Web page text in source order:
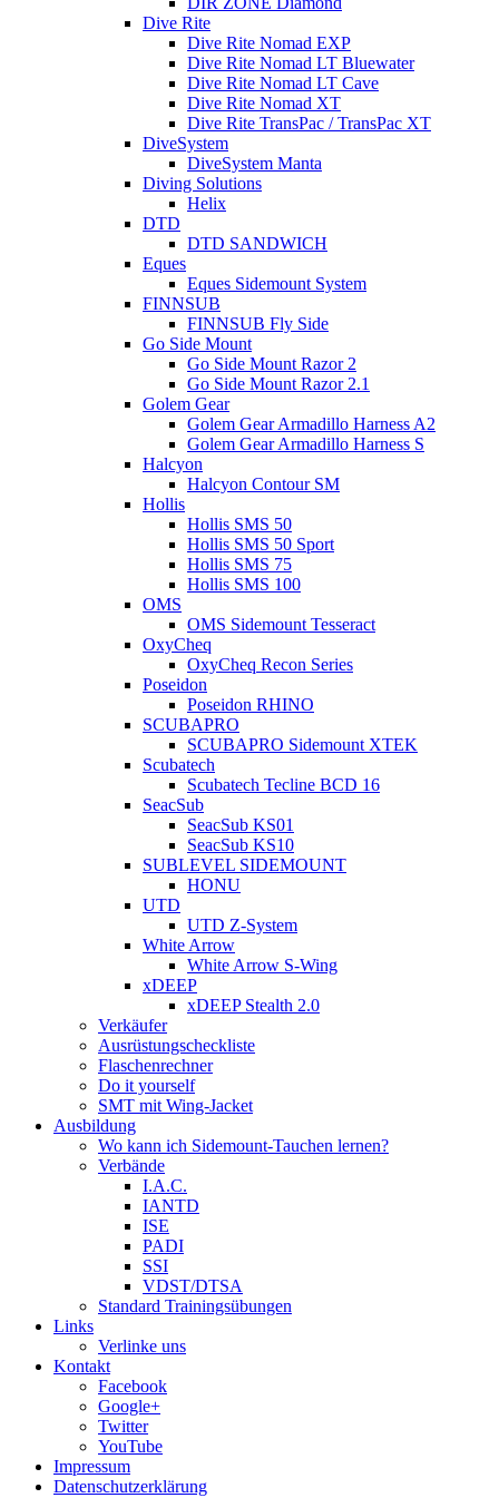
Dive Rite
Dive Rite Nomad EXP
Dive Rite Nomad LT Bluewater
Dive Rite Nomad LT Cave
Dive Rite Nomad XT
Dive Rite TransPac / TransPac XT
DiveSystem
DiveSystem Manta
Diving Solutions
Helix
DTD
DTD SANDWICH
Eques
Eques Sidemount System
FINNSUB
FINNSUB Fly Side
Go Side Mount
Go Side Mount Razor 2
Go Side Mount Razor 2.1
Golem Gear
Golem Gear Armadillo Harness A2
Golem Gear Armadillo Harness S
Halcyon
Halcyon Contour SM
Hollis
Hollis SMS 50
Hollis SMS 50 Sport
Hollis SMS 75
Hollis SMS 100
OMS
OMS Sidemount Tesseract
OxyCheq
OxyCheq Recon Series
Poseidon
Poseidon RHINO
SCUBAPRO
SCUBAPRO Sidemount XTEK
Scubatech
Scubatech Tecline BCD 16
SeacSub
SeacSub KS01
SeacSub KS10
SUBLEVEL SIDEMOUNT
HONU
UTD
UTD Z-System
White Arrow
White Arrow S-Wing
xDEEP
xDEEP Stealth 2.0
Verkäufer
Ausrüstungscheckliste
Flaschenrechner
Do it yourself
SMT mit Wing-Jacket
Ausbildung
Wo kann ich Sidemount-Tauchen lernen?
Verbände
I.A.C.
IANTD
ISE
PADI
SSI
VDST/DTSA
Standard Trainingsübungen
Links
Verlinke uns
Kontakt
Facebook
Google+
Twitter
YouTube
Impressum
Datenschutzerklärung